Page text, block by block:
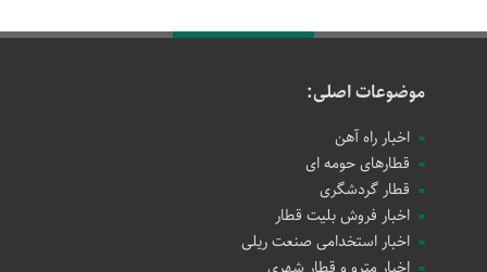
موضوعات اصلی:
اخبار راه آهن
قطارهای حومه ای
قطار گردشگری
اخبار فروش بلیت قطار
اخبار استخدامی صنعت ریلی